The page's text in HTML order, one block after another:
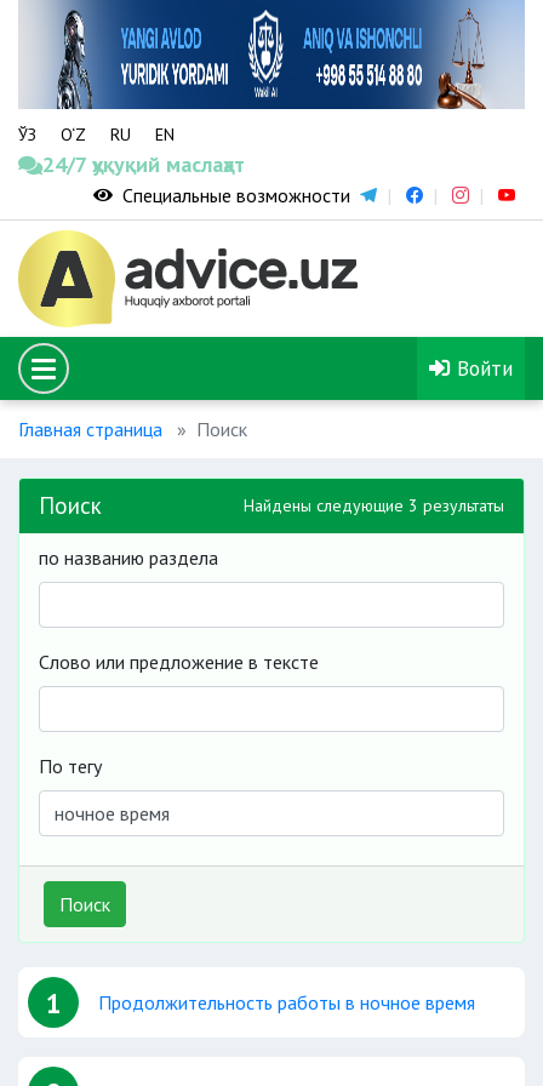
ЎЗ O‘Z RU EN
24/7 ҳуқуқий маслаҳат
Специальные возможности
Войти
Главная страница Поиск
Поиск Найдены следующие 3 результаты
по названию раздела
Слово или предложение в тексте
По тегу
Поиск
1 Продолжительность работы в ночное время